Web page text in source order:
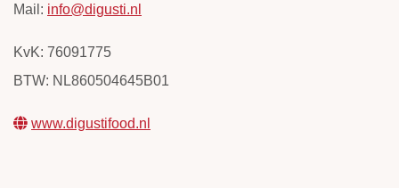
Mail: info@digusti.nl
KvK: 76091775
BTW: NL860504645B01
www.digustifood.nl